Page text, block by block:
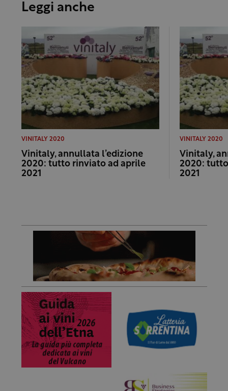
Leggi anche
VINITALY 2020
Vinitaly, annullata l’edizione
2020: tutto rinviato ad aprile
2021
VINITALY 2020
Vinitaly,
2020:
2021